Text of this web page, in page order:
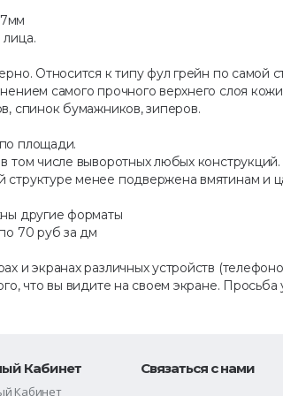
Относится к типу фул грейн по самой
самого прочного верхнего слоя кожи
спинок бумажников, зиперов.
площади.
том числе выворотных любых конструкций.
менее подвержена вмятинам и
другие форматы
70 руб за дм
и экранах различных устройств
что вы видите на своем экране. Просьба
Кабинет
Кабинет
Связаться с нами